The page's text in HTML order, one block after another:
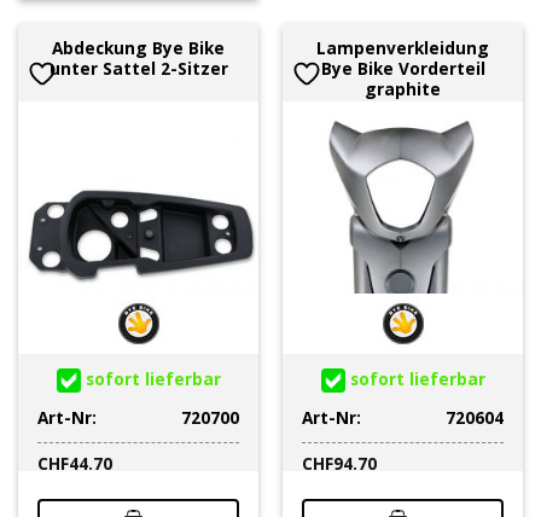
Abdeckung Bye Bike
unter Sattel 2-Sitzer
sofort lieferbar
Art-Nr:
720700
CHF44.70
Lampenverkleidung
Bye Bike Vorderteil
graphite
sofort lieferbar
Art-Nr:
720604
CHF94.70